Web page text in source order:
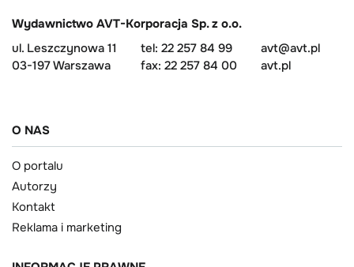
Wydawnictwo AVT-Korporacja Sp. z o.o.
ul. Leszczynowa 11
03-197 Warszawa
tel: 22 257 84 99
fax: 22 257 84 00
avt@avt.pl
avt.pl
O NAS
O portalu
Autorzy
Kontakt
Reklama i marketing